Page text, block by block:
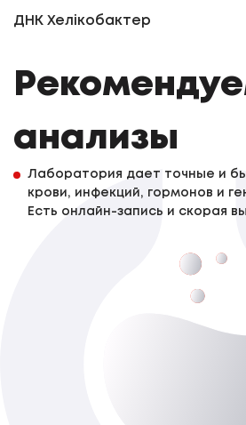
ДНК Хелікобактер
анализы
Лаборатория дает точные и
крови, инфекций, гормонов и
Есть онлайн-запись и скорая